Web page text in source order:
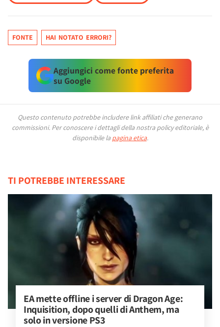
FONTE HAI NOTATO ERRORI?
Aggiungici come fonte preferita
su Google
Questo contenuto potrebbe includere link affiliati che generano
commissioni. Per conoscere i dettagli della nostra policy editoriale, è
disponibile la pagina etica.
TI POTREBBE INTERESSARE
EA mette offline i server di Dragon Age:
Inquisition, dopo quelli di Anthem, ma
solo in versione PS3